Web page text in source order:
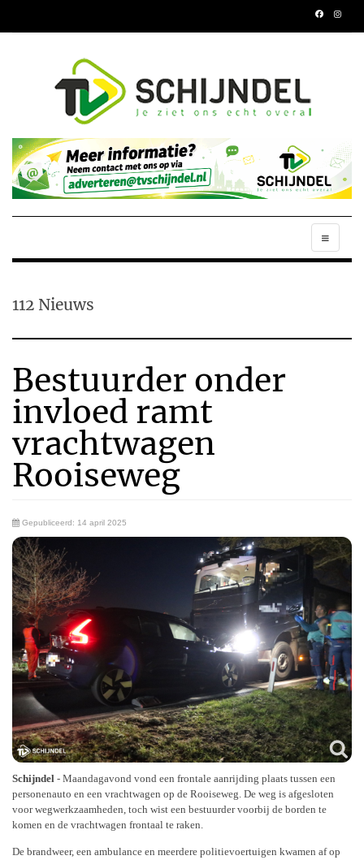
112 Nieuws
Bestuurder onder
invloed ramt
vrachtwagen
Rooiseweg
Gepubliceerd: 14 april 2025
Schijndel - Maandagavond vond een frontale aanrijding plaats tussen een
personenauto en een vrachtwagen op de Rooiseweg. De weg is afgesloten
voor wegwerkzaamheden, toch wist een bestuurder voorbij de borden te
komen en de vrachtwagen frontaal te raken.
De brandweer, een ambulance en meerdere politievoertuigen kwamen af op